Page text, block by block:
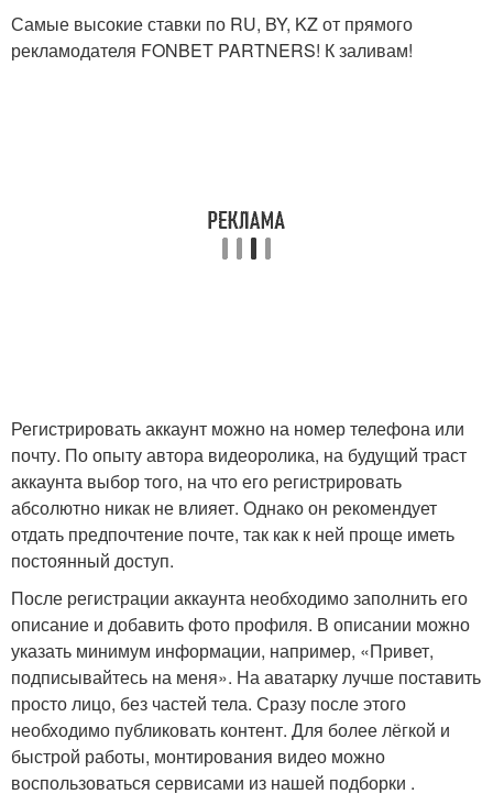
Самые высокие ставки по RU, BY, KZ от прямого
рекламодателя FONBET PARTNERS! К заливам!
Регистрировать аккаунт можно на номер телефона или
почту. По опыту автора видеоролика, на будущий траст
аккаунта выбор того, на что его регистрировать
абсолютно никак не влияет. Однако он рекомендует
отдать предпочтение почте, так как к ней проще иметь
постоянный доступ.
После регистрации аккаунта необходимо заполнить его
описание и добавить фото профиля. В описании можно
указать минимум информации, например, «Привет,
подписывайтесь на меня». На аватарку лучше поставить
просто лицо, без частей тела. Сразу после этого
необходимо публиковать контент. Для более лёгкой и
быстрой работы, монтирования видео можно
воспользоваться сервисами из нашей подборки .